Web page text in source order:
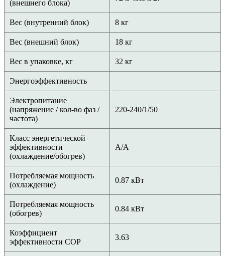
(внешнего блока)
Вес (внутренний блок) 8 кг
Вес (внешний блок) 18 кг
Вес в упаковке, кг 32 кг
Энергоэффективность
Электропитание
(напряжение / кол-во фаз /
частота)
220-240/1/50
Класс энергетической
эффективности
(охлаждение/обогрев)
А/A
Потребляемая мощность
(охлаждение)
0.87 кВт
Потребляемая мощность
(обогрев)
0.84 кВт
Коэффициент
эффективности COP
3.63